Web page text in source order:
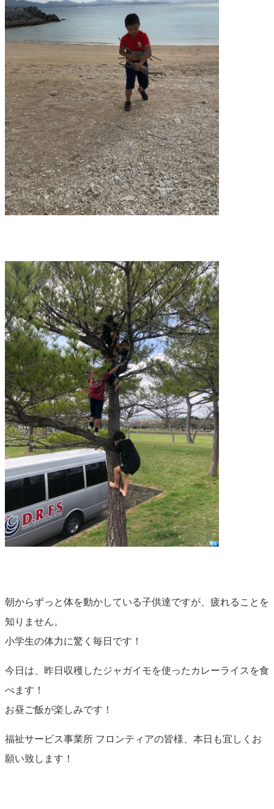
朝からずっと体を動かしている子供達ですが、疲れることを
知りません。
小学生の体力に驚く毎日です！
今日は、昨日収穫したジャガイモを使ったカレーライスを食
べます！
お昼ご飯が楽しみです！
福祉サービス事業所 フロンティアの皆様、本日も宜しくお
願い致します！